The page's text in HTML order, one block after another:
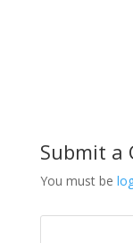
Submit a
You must be